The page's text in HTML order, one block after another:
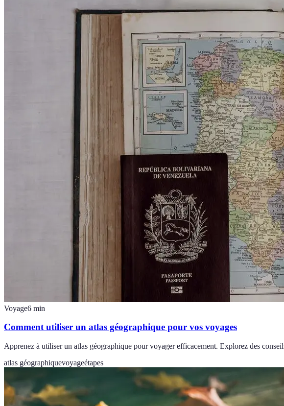
Voyage6 min
Comment utiliser un atlas géographique pour vos voyages
Apprenez à utiliser un atlas géographique pour voyager efficacement. Explorez des
atlas géographiquevoyageétapes